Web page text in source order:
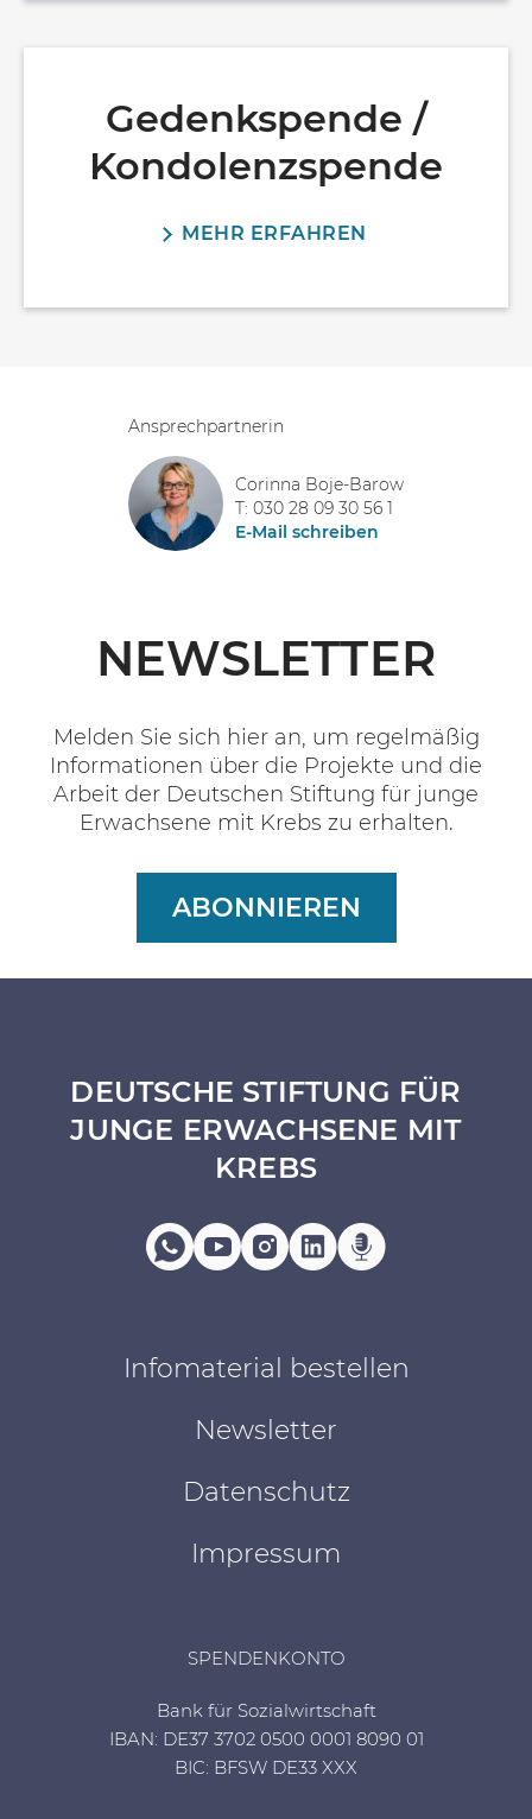
Gedenkspende /
Kondolenzspende
MEHR ERFAHREN
Ansprechpartnerin
Corinna Boje-Barow
T: 030 28 09 30 56 1
E-Mail schreiben
NEWSLETTER
Melden Sie sich hier an, um regelmäßig
Informationen über die Projekte und die
Arbeit der Deutschen Stiftung für junge
Erwachsene mit Krebs zu erhalten.
ABONNIEREN
DEUTSCHE STIFTUNG FÜR
JUNGE ERWACHSENE MIT
KREBS
Infomaterial bestellen
Newsletter
Datenschutz
Impressum
SPENDENKONTO
Bank für Sozialwirtschaft
IBAN: DE37 3702 0500 0001 8090 01
BIC: BFSW DE33 XXX